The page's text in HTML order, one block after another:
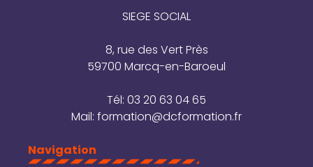
SIEGE SOCIAL
8, rue des Vert Près
59700 Marcq-en-Baroeul
Tél: 03 20 63 04 65
Mail: formation@dcformation.fr
Navigation